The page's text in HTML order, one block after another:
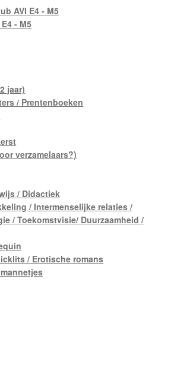
AVI E4 - M5
- M5
jaar)
/ Prentenboeken
verzamelaars?)
/ Didactiek
/ Intermenselijke relaties /
/ Toekomstvisie/ Duurzaamheid /
/ Erotische romans